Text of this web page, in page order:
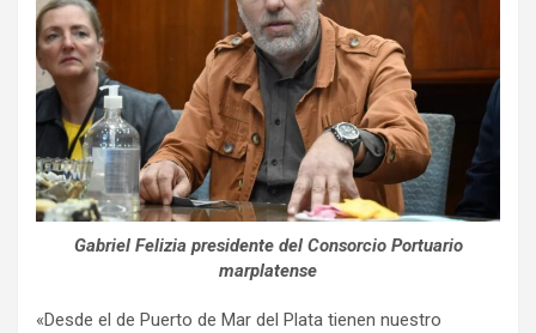
Gabriel Felizia presidente del Consorcio Portuario
marplatense
«Desde el de Puerto de Mar del Plata tienen nuestro